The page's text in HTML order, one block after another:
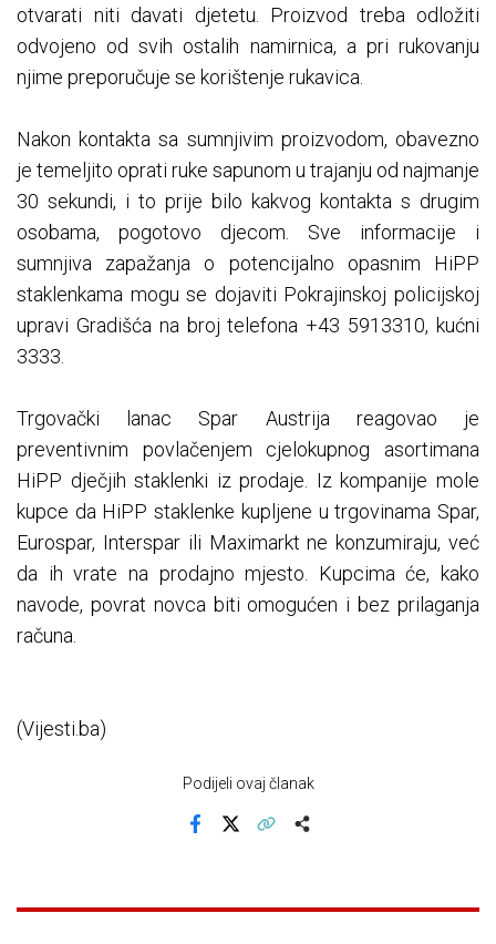
otvarati niti davati djetetu. Proizvod treba odložiti
odvojeno od svih ostalih namirnica, a pri rukovanju
njime preporučuje se korištenje rukavica.
Nakon kontakta sa sumnjivim proizvodom, obavezno
je temeljito oprati ruke sapunom u trajanju od najmanje
30 sekundi, i to prije bilo kakvog kontakta s drugim
osobama, pogotovo djecom. Sve informacije i
sumnjiva zapažanja o potencijalno opasnim HiPP
staklenkama mogu se dojaviti Pokrajinskoj policijskoj
upravi Gradišća na broj telefona +43 5913310, kućni
3333.
Trgovački lanac Spar Austrija reagovao je
preventivnim povlačenjem cjelokupnog asortimana
HiPP dječjih staklenki iz prodaje. Iz kompanije mole
kupce da HiPP staklenke kupljene u trgovinama Spar,
Eurospar, Interspar ili Maximarkt ne konzumiraju, već
da ih vrate na prodajno mjesto. Kupcima će, kako
navode, povrat novca biti omogućen i bez prilaganja
računa.
(Vijesti.ba)
Podijeli ovaj članak